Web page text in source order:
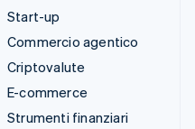
Start-up
Commercio agentico
Criptovalute
E-commerce
Strumenti finanziari